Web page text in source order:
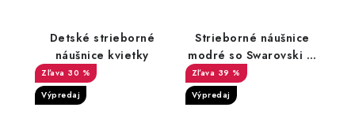
Detské strieborné
náušnice kvietky
30 %
Výpredaj
Strieborné náušnice
modré so Swarovski ®
Zirconia
39 %
Výpredaj